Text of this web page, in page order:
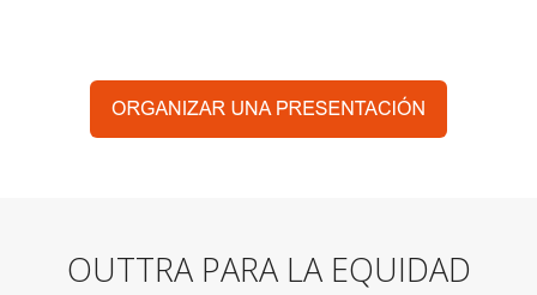
OUTTRA PARA LA EQUIDAD